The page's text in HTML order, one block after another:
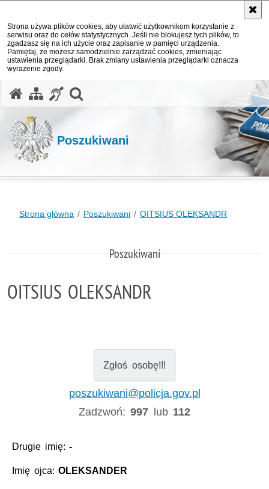
Strona używa plików cookies, aby ułatwić użytkownikom korzystanie z
serwisu oraz do celów statystycznych. Jeśli nie blokujesz tych plików, to
zgadzasz się na ich użycie oraz zapisanie w pamięci urządzenia.
Pamiętaj, że możesz samodzielnie zarządzać cookies, zmieniając
ustawienia przeglądarki. Brak zmiany ustawienia przeglądarki oznacza
wyrażenie zgody.
Poszukiwani
Strona główna Poszukiwani OITSIUS OLEKSANDR
Poszukiwani
OITSIUS OLEKSANDR
Zgłoś osobę!!!
poszukiwani@policja.gov.pl
Zadzwoń:997 lub 112
Drugie imię:-
Imię ojca:OLEKSANDER